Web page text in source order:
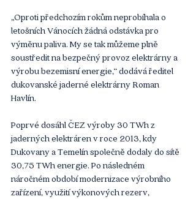
„Oproti předchozím rokům neprobíhala o
letošních Vánocích žádná odstávka pro
výměnu paliva. My se tak můžeme plně
soustředit na bezpečný provoz elektrárny a
výrobu bezemisní energie,“ dodává ředitel
dukovanské jaderné elektrárny Roman
Havlín.
Poprvé dosáhl ČEZ výroby 30 TWh z
jaderných elektráren v roce 2013, kdy
Dukovany a Temelín společně dodaly do sítě
30,75 TWh energie. Po následném
náročném období modernizace výrobního
zařízení, využití výkonových rezerv,